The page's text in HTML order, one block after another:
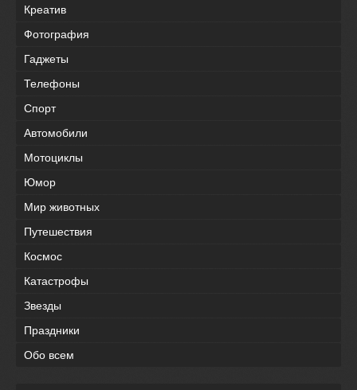
Креатив
Фотография
Гаджеты
Телефоны
Спорт
Автомобили
Мотоциклы
Юмор
Мир животных
Путешествия
Космос
Катастрофы
Звезды
Праздники
Обо всем